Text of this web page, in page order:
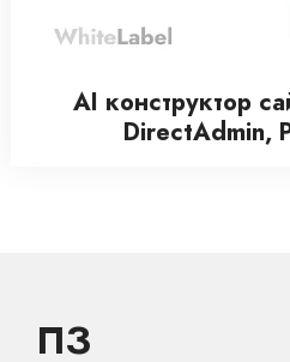
AI конструктор
DirectAdmin,
ПЗ